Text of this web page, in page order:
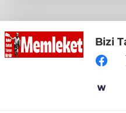
Toplu
Bursa
Bizi